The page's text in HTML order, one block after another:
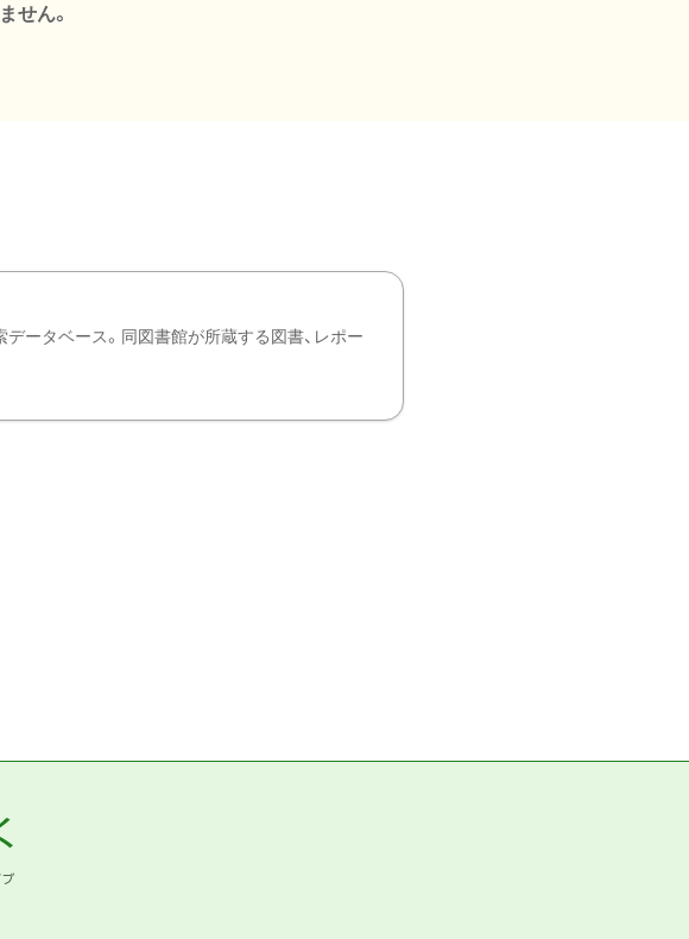
せん。
ータベース。同図書館が所蔵する図書、レポー